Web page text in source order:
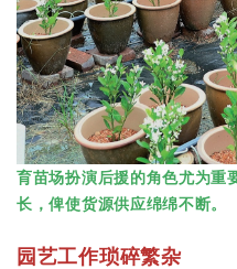
育苗场扮演后援的角色尤为重
长，俾使货源供应绵绵不断。
园艺工作琐碎繁杂